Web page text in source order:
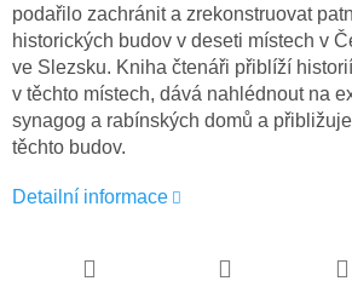
podařilo zachránit a zrekonstruovat
historických budov v deseti místech v
ve Slezsku. Kniha čtenáři přiblíží
v těchto místech, dává nahlédnout na
synagog a rabínských domů a
těchto budov.
Detailní informace